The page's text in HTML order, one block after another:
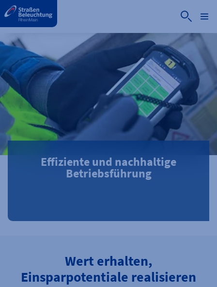
label.aria.preskip
Effiziente und nachhaltige
Betriebsführung
Wert erhalten,
Einsparpotentiale realisieren